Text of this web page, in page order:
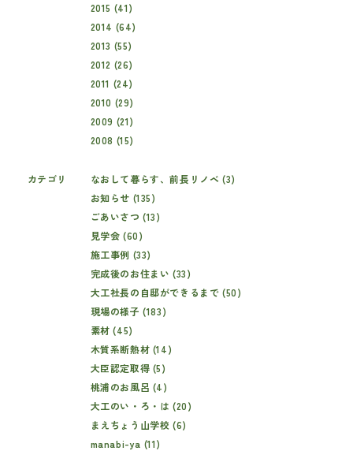
2015 (41)
2014 (64)
2013 (55)
2012 (26)
2011 (24)
2010 (29)
2009 (21)
2008 (15)
カテゴリ
なおして暮らす、前長リノベ (3)
お知らせ (135)
ごあいさつ (13)
見学会 (60)
施工事例 (33)
完成後のお住まい (33)
大工社長の自邸ができるまで (50)
現場の様子 (183)
素材 (45)
木質系断熱材 (14)
大臣認定取得 (5)
桃浦のお風呂 (4)
大工のい・ろ・は (20)
まえちょう山学校 (6)
manabi-ya (11)